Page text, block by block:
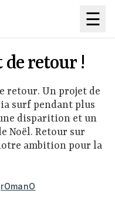
☰
retour !
retour. Un projet de
surf pendant plus
disparition et un
Noël. Retour sur
ambition pour la
rOmanO